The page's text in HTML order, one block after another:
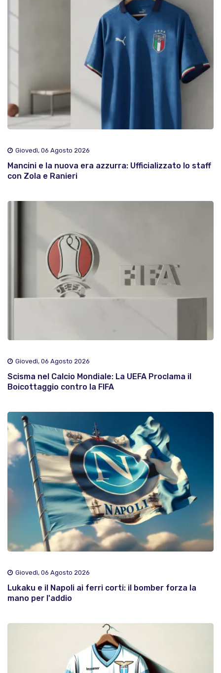
Giovedì, 06 Agosto 2026
Mancini e la nuova era azzurra: Ufficializzato lo staff
con Zola e Ranieri
Giovedì, 06 Agosto 2026
Scisma nel Calcio Mondiale: La UEFA Proclama il
Boicottaggio contro la FIFA
Giovedì, 06 Agosto 2026
Lukaku e il Napoli ai ferri corti: il bomber forza la
mano per l'addio